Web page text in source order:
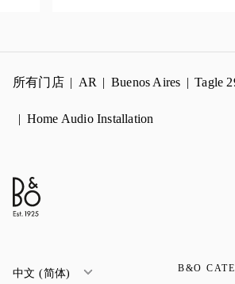
所有门店 AR Buenos Aires Tagle
Home Audio Installation
中文 (简体) B&O